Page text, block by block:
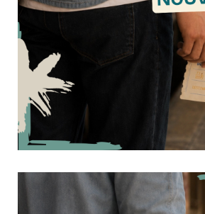
Retour sur notre séjour à Carcans !
Culture & Loisirs
Fin mai, 16 résidents du Foyer d'Ussel et